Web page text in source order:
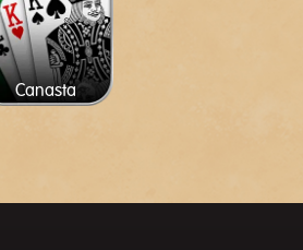
Canasta